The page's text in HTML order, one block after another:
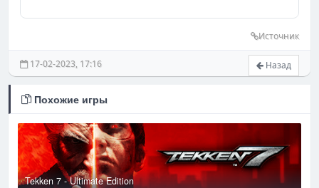
Источник
Назад
17-02-2023, 17:16
Похожие игры
Tekken 7 - Ultimate Edition